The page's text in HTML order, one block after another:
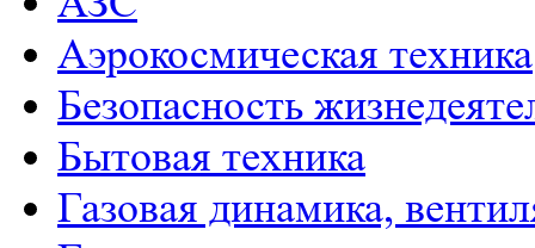
Аэрокосмическая техника
Безопасность
Бытовая техника
Газовая динамика,